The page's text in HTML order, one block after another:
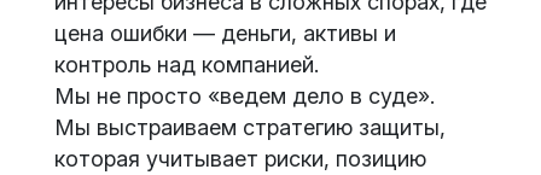
цена ошибки — деньги, активы и
контроль над компанией.
Мы не просто «ведем дело в суде».
Мы выстраиваем стратегию защиты,
которая учитывает риски, позицию